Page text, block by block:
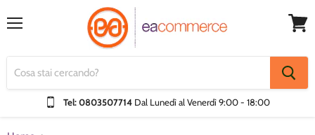
Tel: 0803507714 Dal Lunedì al Venerdì9:00 - 18:00